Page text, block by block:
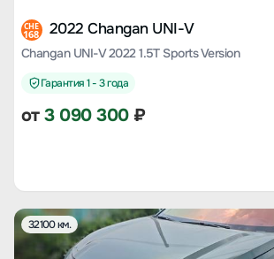
CHE
168 2022 Changan UNI-V
Changan UNI-V 2022 1.5T Sports Version
Гарантия 1 - 3 года
от3 090 300₽
32100 км.